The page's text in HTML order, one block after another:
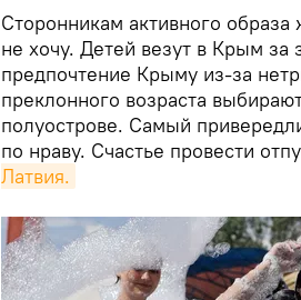
Сторонникам активного
не хочу. Детей везут в Крым
предпочтение Крыму из-за
преклонного возраста
полуострове. Самый
по нраву. Счастье провести
Латвия.